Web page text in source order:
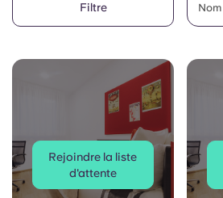
English (GB)
Chinese
Español
Català
Sélectionnez un pays
Choisissez une résidence
Réservez
Filtre
Rejoindre la liste
d'attente